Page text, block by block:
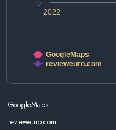
2022
0
GoogleMaps
revieweuro.com
GoogleMaps
revieweuro.com